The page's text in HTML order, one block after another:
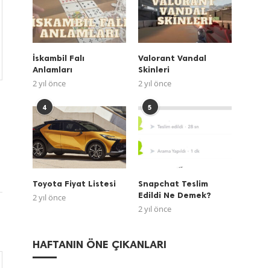
İskambil Falı
Anlamları
2 yıl önce
Valorant Vandal
Skinleri
2 yıl önce
4
Toyota Fiyat Listesi
2 yıl önce
5
Snapchat Teslim
Edildi Ne Demek?
2 yıl önce
HAFTANIN ÖNE ÇIKANLARI